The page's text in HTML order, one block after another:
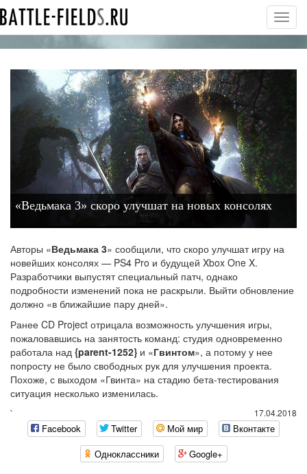
«Ведьмака 3» скоро улучшат на новых консолях
Авторы «Ведьмака 3» сообщили, что скоро улучшат игру на
новейших консолях — PS4 Pro и будущей Xbox One X.
Разработчики выпустят специальный патч, однако
подробности изменений пока не раскрыли. Выйти обновление
должно «в ближайшие пару дней».
Ранее CD Project отрицала возможность улучшения игры,
пожаловавшись на занятость команд: студия одновременно
работала над {parent-1252} и «Гвинтом», а потому у нее
попросту не было свободных рук для улучшения проекта.
Похоже, с выходом «Гвинта» на стадию бета-тестирования
ситуация несколько изменилась.
17.04.2018
`
Facebook Twitter Мой мир
Вконтакте
Одноклассники
Google+